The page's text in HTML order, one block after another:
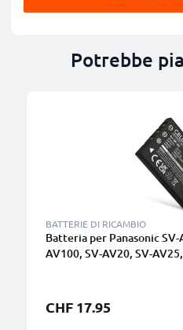
Potrebbe
BATTERIE DI RICAMBIO
Batteria per Panasonic SV-
AV100, SV-AV20, SV-
CHF 17.95